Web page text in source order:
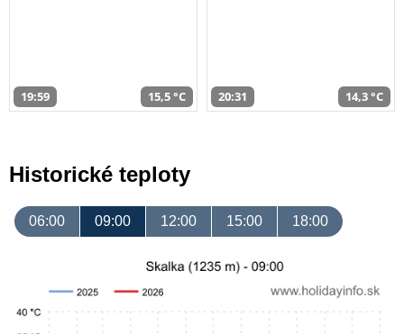
19:59 15,5 °C 20:31 14,3 °C
Historické teploty
06:00 09:00 12:00 15:00 18:00